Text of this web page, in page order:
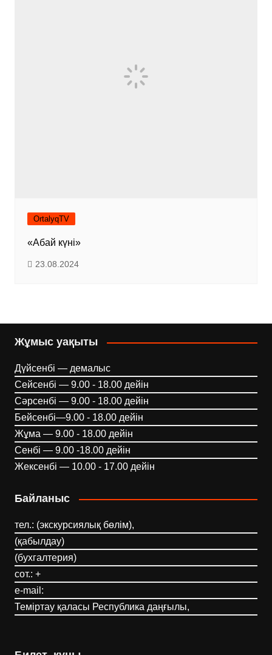
OrtalyqTV
«Абай күні»
23.08.2024
Жұмыс уақыты
Дүйсенбі — демалыс
Сейсенбі — 9.00 - 18.00 дейін
Сәрсенбі — 9.00 - 18.00 дейін
Бейсенбі—9.00 - 18.00 дейін
Жұма — 9.00 - 18.00 дейін
Сенбі — 9.00 -18.00 дейін
Жексенбі — 10.00 - 17.00 дейін
Байланыс
тел.: (экскурсиялық бөлім),
(қабылдау)
(бухгалтерия)
сот.: +
e-mail:
Теміртау қаласы Республика даңғылы,